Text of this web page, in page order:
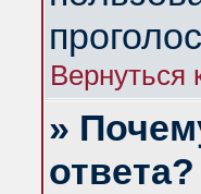
Вернуться
»
ответа?